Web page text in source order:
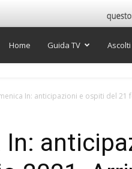
Super
Home Guida TV
In: anticipazioni e ospiti del
In: